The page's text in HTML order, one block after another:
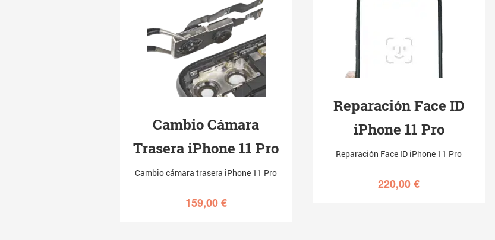
Cambio Cámara
Trasera iPhone 11 Pro
Cambio cámara trasera iPhone 11 Pro
159,00€
Reparación Face ID
iPhone 11 Pro
Reparación Face ID iPhone 11 Pro
220,00€